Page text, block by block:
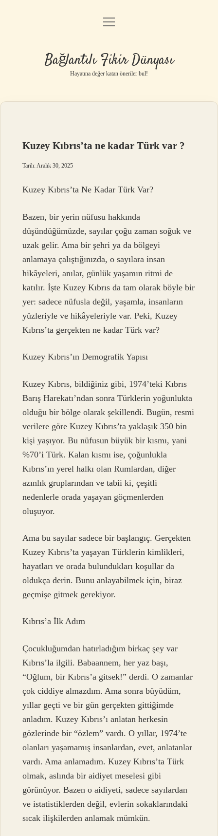
Anasayfa
Yasal Uyarı
menüyü
Bağlantılı Fikir Dünyası
Hayatına değer katan öneriler bul!
Kuzey Kıbrıs’ta ne kadar Türk var ?
Tarih: Aralık 30, 2025
Kuzey Kıbrıs’ta Ne Kadar Türk Var?
Bazen, bir yerin nüfusu hakkında
düşündüğümüzde, sayılar çoğu zaman soğuk ve
uzak gelir. Ama bir şehri ya da bölgeyi
anlamaya çalıştığınızda, o sayılara insan
hikâyeleri, anılar, günlük yaşamın ritmi de
katılır. İşte Kuzey Kıbrıs da tam olarak böyle bir
yer: sadece nüfusla değil, yaşamla, insanların
yüzleriyle ve hikâyeleriyle var. Peki, Kuzey
Kıbrıs’ta gerçekten ne kadar Türk var?
Kuzey Kıbrıs’ın Demografik Yapısı
Kuzey Kıbrıs, bildiğiniz gibi, 1974’teki Kıbrıs
Barış Harekatı’ndan sonra Türklerin yoğunlukta
olduğu bir bölge olarak şekillendi. Bugün, resmi
verilere göre Kuzey Kıbrıs’ta yaklaşık 350 bin
kişi yaşıyor. Bu nüfusun büyük bir kısmı, yani
%70’i Türk. Kalan kısmı ise, çoğunlukla
Kıbrıs’ın yerel halkı olan Rumlardan, diğer
azınlık gruplarından ve tabii ki, çeşitli
nedenlerle orada yaşayan göçmenlerden
oluşuyor.
Ama bu sayılar sadece bir başlangıç. Gerçekten
Kuzey Kıbrıs’ta yaşayan Türklerin kimlikleri,
hayatları ve orada bulundukları koşullar da
oldukça derin. Bunu anlayabilmek için, biraz
geçmişe gitmek gerekiyor.
Kıbrıs’a İlk Adım
Çocukluğumdan hatırladığım birkaç şey var
Kıbrıs’la ilgili. Babaannem, her yaz başı,
“Oğlum, bir Kıbrıs’a gitsek!” derdi. O zamanlar
çok ciddiye almazdım. Ama sonra büyüdüm,
yıllar geçti ve bir gün gerçekten gittiğimde
anladım. Kuzey Kıbrıs’ı anlatan herkesin
gözlerinde bir “özlem” vardı. O yıllar, 1974’te
olanları yaşamamış insanlardan, evet, anlatanlar
vardı. Ama anlamadım. Kuzey Kıbrıs’ta Türk
olmak, aslında bir aidiyet meselesi gibi
görünüyor. Bazen o aidiyeti, sadece sayılardan
ve istatistiklerden değil, evlerin sokaklarındaki
sıcak ilişkilerden anlamak mümkün.